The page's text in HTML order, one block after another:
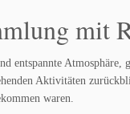
mit
entspannte Atmosphäre,
Aktivitäten
waren.